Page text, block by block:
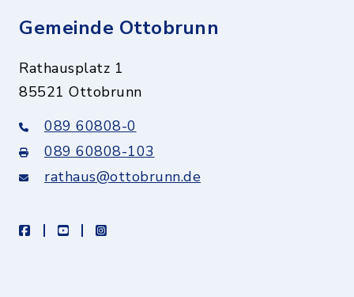
Gemeinde Ottobrunn
Rathausplatz 1
85521 Ottobrunn
089 60808-0
089 60808-103
rathaus@ottobrunn.de
facebookyoutubeinstagram